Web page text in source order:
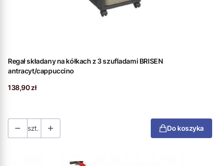
Regał składany na kółkach z 3 szufladami BRISEN
antracyt/cappuccino
Cena
138,90 zł
szt. Do koszyka